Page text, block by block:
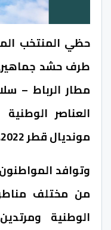
حظي المنتخب
طرف حشد
مطار الرباط –
العناصر
مونديال قطر 2022.
وتوافد
من مختلف مناطق
الوطنية